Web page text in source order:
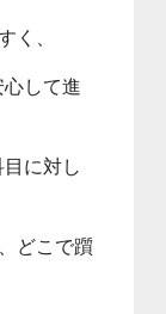
く、
して進
に対し
どこで躓